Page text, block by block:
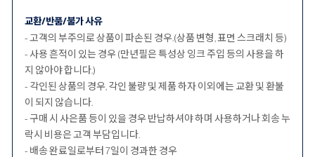
교환/반품/불가 사유
- 고객의 부주의로 상품이 파손된 경우.(상품 변형, 표면 스크래치 등)
- 사용 흔적이 있는 경우 (만년필은 특성상 잉크 주입 등의 사용을 하
지 않아야 합니다.)
- 각인된 상품의 경우, 각인 불량 및 제품 하자 이외에는 교환 및 환불
이 되지 않습니다.
- 구매 시 사은품 등이 있을 경우 반납하셔야 하며 사용하거나 회송 누
락시 비용은 고객 부담입니다.
- 배송 완료일로부터 7일이 경과한 경우